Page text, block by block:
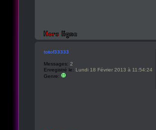
totof33333
Messages: 2
Enregistré le: Lundi 18 Février 2013 à 11:54:24
Genre: